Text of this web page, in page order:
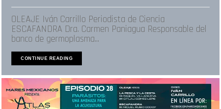
OLEAJE Iván Carrillo Periodista de Ciencia
ESCAFANDRA Dra. Carmen Paniagua Responsable del
banco de germoplasma...
CONTINUE READING